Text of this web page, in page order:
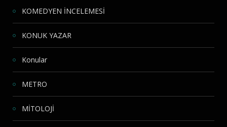
KOMEDYEN İNCELEMESİ
KONUK YAZAR
Konular
METRO
MİTOLOJİ